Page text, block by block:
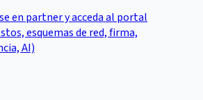
en partner y acceda al portal
esquemas de red, firma,
AI)